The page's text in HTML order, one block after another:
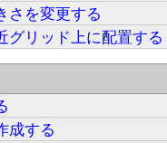
さを変更する
グリッド上に配置する
成する